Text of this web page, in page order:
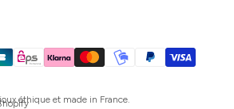
éthique et made in France.